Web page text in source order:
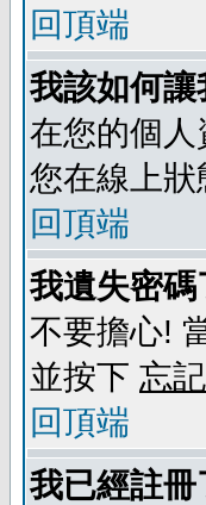
回頂端
我該如何
在您的個
您在線上
回頂端
我遺失密
不要擔心!
並按下 忘
回頂端
我已經註